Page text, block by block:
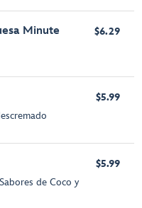
Minute
$6.29
$5.99
de Coco y
$5.99